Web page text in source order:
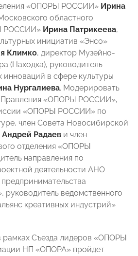
«ОПОРЫ РОССИИ» Ирина
областного
РОССИИ» Ирина Патрикеева,
инициатив «Энсо»
Климко, директор Музейно-
(Находка), руководитель
инноваций в сфере культуры
Нургалиева. Модерировать
Правления «ОПОРЫ РОССИИ»,
«ОПОРЫ РОССИИ» по
член Совета Новосибирской
Андрей Радаев и член
отделения «ОПОРЫ
направления по
деятельности АНО
руководитель ведомственного
креативных индустрий»
рамках Съезда лидеров «ОПОРЫ
НП «ОПОРА» пройдет